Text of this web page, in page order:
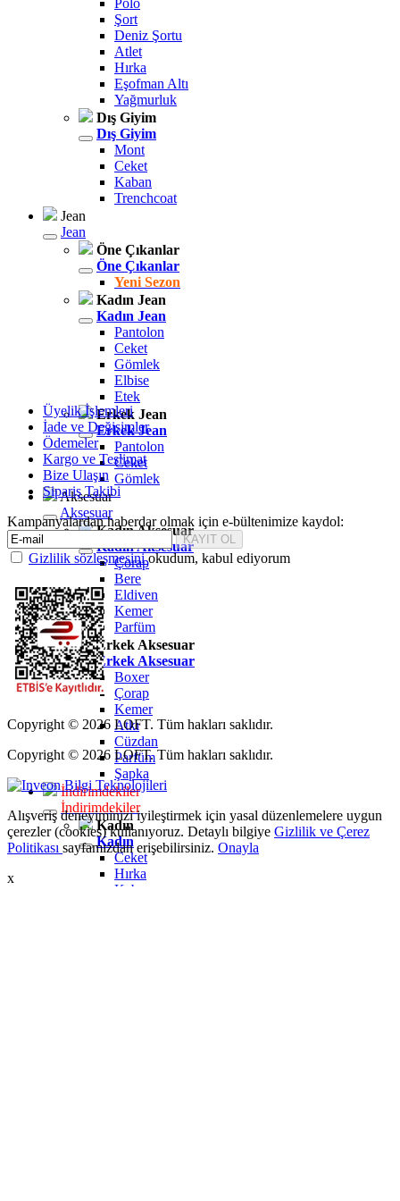
Polo
Şort
Deniz Şortu
Atlet
Hırka
Eşofman Altı
Yağmurluk
Dış Giyim
Dış Giyim
Mont
Ceket
Kaban
Trenchcoat
Jean
Jean
Öne Çıkanlar
Öne Çıkanlar
Yeni Sezon
Kadın Jean
Kadın Jean
Pantolon
Ceket
Gömlek
Elbise
Etek
Erkek Jean
Erkek Jean
Pantolon
Ceket
Gömlek
Aksesuar
Aksesuar
Kadın Aksesuar
Kadın Aksesuar
Çorap
Bere
Eldiven
Kemer
Parfüm
Erkek Aksesuar
Erkek Aksesuar
Boxer
Çorap
Kemer
Atkı
Cüzdan
Parfüm
Şapka
İndirimdekiler
İndirimdekiler
Kadın
Kadın
Ceket
Hırka
Kaban
Üyelik İşlemleri
İade ve Değişimler
Ödemeler
Kargo ve Teslimat
Bize Ulaşın
Sipariş Takibi
Kampanyalardan haberdar olmak için e-bültenimize kaydol:
Gizlilik sözleşmesiniokudum, kabul ediyorum
Copyright © 2026 LOFT. Tüm hakları saklıdır.
Copyright © 2026 LOFT. Tüm hakları saklıdır.
Alışveriş deneyiminizi iyileştirmek için yasal düzenlemelere uygun
çerezler (cookies) kullanıyoruz. Detaylı bilgiye Gizlilik ve Çerez
Politikası sayfamızdan erişebilirsiniz. Onayla
x